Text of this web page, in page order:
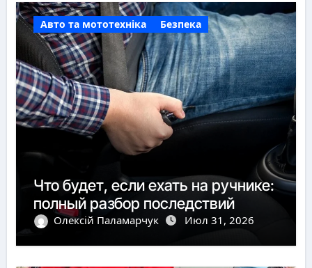
Авто та мототехніка Безпека
Что будет, если ехать на ручнике:
полный разбор последствий
Олексій Паламарчук Июл 31, 2026